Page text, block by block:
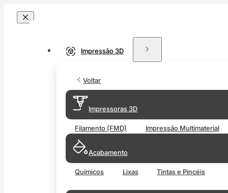
Impressão 3D
Voltar
Impressoras 3D
Filamento (FMD) Impressão Multimaterial
Acabamento
Químicos Lixas Tintas e Pincéis